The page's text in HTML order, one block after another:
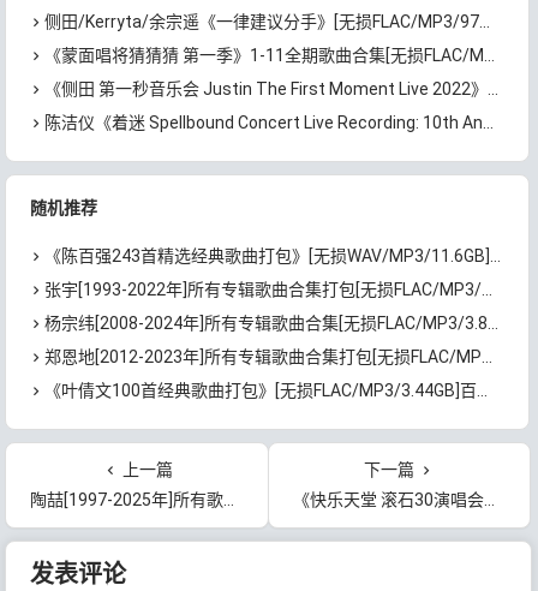
侧田/Kerryta/余宗遥《一律建议分手》[无损FLAC/MP3/97MB]百度云网盘下载
《蒙面唱将猜猜猜 第一季》1-11全期歌曲合集[无损FLAC/MP3/3.95GB]百度云网盘下载
《侧田 第一秒音乐会 Justin The First Moment Live 2022》[BD原盘/ISO/45.4GB]百度云网盘下载
陈洁仪《着迷 Spellbound Concert Live Recording: 10th Anniversary (Live)》[无损FLAC/MP3/671MB]百度云网盘下载
随机推荐
《陈百强243首精选经典歌曲打包》[无损WAV/MP3/11.6GB]百度云网盘下载
张宇[1993-2022年]所有专辑歌曲合集打包[无损FLAC/MP3/6.83GB]百度云网盘下载
杨宗纬[2008-2024年]所有专辑歌曲合集[无损FLAC/MP3/3.81GB]百度云网盘下载
郑恩地[2012-2023年]所有专辑歌曲合集打包[无损FLAC/MP3/2.65GB]百度云网盘下载
《叶倩文100首经典歌曲打包》[无损FLAC/MP3/3.44GB]百度云网盘下载
上一篇
陶喆[1997-2025年]所有歌曲专辑合集[无损FLAC/MP3/7.75GB]百度云网盘下载
下一篇
《快乐天堂 滚石30演唱会》[无损FLAC/MP3/4.77GB]百度云网盘下载
文章导航
发表评论